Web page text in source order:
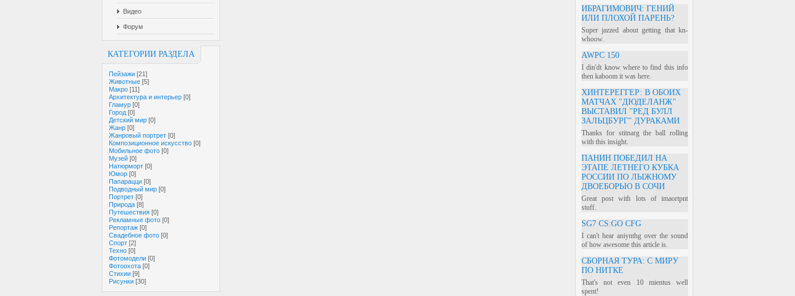
Видео
Форум
КАТЕГОРИИ РАЗДЕЛА
Пейзажи [21]
Животные [5]
Макро [11]
Архитектура и интерьер [0]
Гламур [0]
Город [0]
Детский мир [0]
Жанр [0]
Жанровый портрет [0]
Композиционное искусство [0]
Мобильное фото [0]
Музей [0]
Натюрморт [0]
Юмор [0]
Папарацци [0]
Подводный мир [0]
Портрет [0]
Природа [8]
Путешествия [0]
Рекламные фото [0]
Репортаж [0]
Свадебное фото [0]
Спорт [2]
Техно [0]
Фотомодели [0]
Фотоохота [0]
Стихии [9]
Рисунки [30]
ИБРАГИМОВИЧ: ГЕНИЙ
ИЛИ ПЛОХОЙ ПАРЕНЬ?
Super jazzed about getting that kn-
whoow.
AWPC 150
I din'dt know where to find this info
then kaboom it was here.
ХИНТЕРЕГГЕР: В ОБОИХ
МАТЧАХ "ДЮДЕЛАНЖ"
ВЫСТАВИЛ "РЕД БУЛЛ
ЗАЛЬЦБУРГ" ДУРАКАМИ
Thanks for stitnarg the ball rolling
with this insight.
ПАНИН ПОБЕДИЛ НА
ЭТАПЕ ЛЕТНЕГО КУБКА
РОССИИ ПО ЛЫЖНОМУ
ДВОЕБОРЬЮ В СОЧИ
Great post with lots of imaortpnt
stuff.
SG7 CS:GO CFG
I can't hear aniynthg over the sound
of how awesome this article is.
СБОРНАЯ ТУРА: С МИРУ
ПО НИТКЕ
That's not even 10 mientus well
spent!